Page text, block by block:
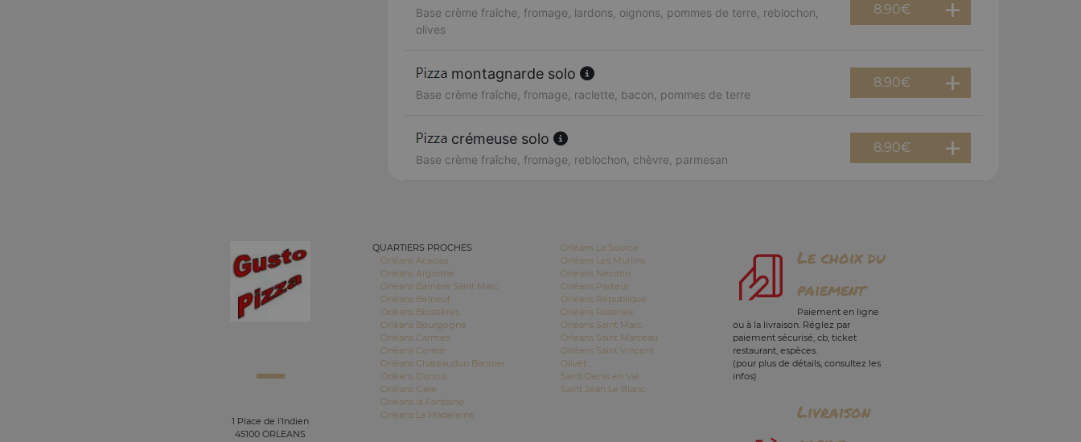
Base crème fraîche, fromage, lardons, oignons, pommes de terre, reblochon,
olives
8.90€
montagnarde solo
Base crème fraîche, fromage, raclette, bacon, pommes de terre
8.90€
crémeuse solo
Base crème fraîche, fromage, reblochon, chèvre, parmesan
8.90€
1 Place de l'Indien
45100 ORLEANS
QUARTIERS PROCHES
Orléans Acacias
Orléans Argonne
Orléans Barrière Saint Marc
Orléans Belneuf
Orléans Blossières
Orléans Bourgogne
Orléans Carmes
Orléans Centre
Orléans Chateaudun Bannier
Orléans Dunois
Orléans Gare
Orléans la Fontaine
Orléans La Madeleine
Orléans La Source
Orléans Les Murlins
Orléans Nécotin
Orléans Pasteur
Orléans République
Orléans Roseraie
Orléans Saint Marc
Orléans Saint Marceau
Orléans Saint Vincent
Olivet
Saint Denis en Val
Saint Jean Le Blanc
Le choix du
paiement
Paiement en ligne
ou à la livraison. Réglez par
paiement sécurisé, cb, ticket
restaurant, espèces.
(pour plus de détails, consultez les
infos)
Livraison